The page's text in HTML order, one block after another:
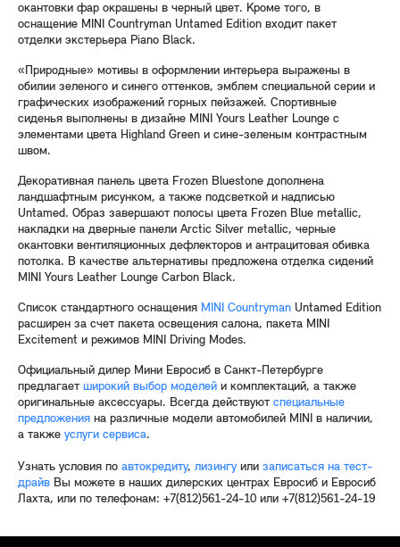
окантовки фар окрашены в черный цвет. Кроме того, в
оснащение MINI Countryman Untamed Edition входит пакет
отделки экстерьера Piano Black.
«Природные» мотивы в оформлении интерьера выражены в
обилии зеленого и синего оттенков, эмблем специальной серии и
графических изображений горных пейзажей. Спортивные
сиденья выполнены в дизайне MINI Yours Leather Lounge с
элементами цвета Highland Green и сине-зеленым контрастным
швом.
Декоративная панель цвета Frozen Bluestone дополнена
ландшафтным рисунком, а также подсветкой и надписью
Untamed. Образ завершают полосы цвета Frozen Blue metallic,
накладки на дверные панели Arctic Silver metallic, черные
окантовки вентиляционных дефлекторов и антрацитовая обивка
потолка. В качестве альтернативы предложена отделка сидений
MINI Yours Leather Lounge Carbon Black.
Список стандартного оснащения MINI Countryman Untamed Edition
расширен за счет пакета освещения салона, пакета MINI
Excitement и режимов MINI Driving Modes.
Официальный дилер Мини Евросиб в Санкт-Петербурге
предлагает широкий выбор моделей и комплектаций, а также
оригинальные аксессуары. Всегда действуют специальные
предложения на различные модели автомобилей MINI в наличии,
а также услуги сервиса.
Узнать условия по автокредиту, лизингу или записаться на тест-
драйв Вы можете в наших дилерских центрах Евросиб и Евросиб
Лахта, или по телефонам: +7(812)561-24-10 или +7(812)561-24-19